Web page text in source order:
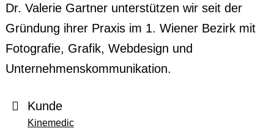
Dr. Valerie Gartner unterstützen wir seit der
Gründung ihrer Praxis im 1. Wiener Bezirk mit
Fotografie, Grafik, Webdesign und
Unternehmenskommunikation.
Kunde
Kinemedic